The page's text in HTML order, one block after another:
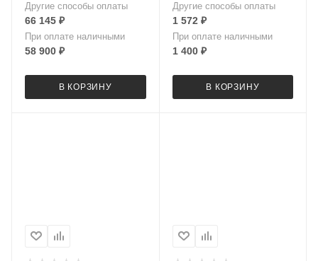
Другие способы оплаты
66 145 ₽
При оплате наличными
58 900 ₽
В КОРЗИНУ
Другие способы оплаты
1 572 ₽
При оплате наличными
1 400₽
В КОРЗИНУ